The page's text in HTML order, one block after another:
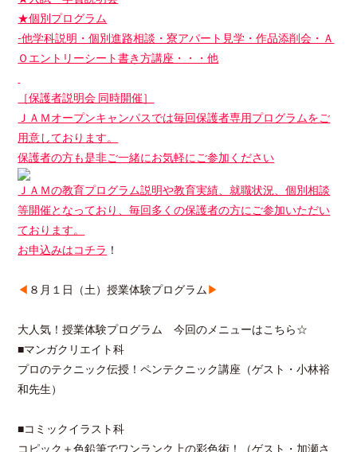
★個別プログラム
-他学科説明・個別進路相談・寮アパート見学・作品添削会・Ａ
Ｏエントリーシート書き方講座・・・他
［保護者説明会 同時開催］
ＪＡＭオープンキャンパスでは毎回保護者専用プログラムをご
用意しております。
保護者の方も是非ご一緒にお気軽にご参加ください
ＪＡＭの教育プログラム説明や教育実績、就職状況、個別相談
等開催となっており、毎回多くの保護者の方にご参加いただい
ております。
お申込みはコチラ ！
◀ ８月１日（土）授業体験プログラム▶
大人気！授業体験プログラム 今回のメニューはこちら☆
■マンガクリエイト科
プロのテクニック伝授！ペンテクニック講座（ゲスト・小林裕
和先生）
■コミックイラスト科
コピック＋色鉛筆でワンランク上の彩色術！（ゲスト・加瀬さ